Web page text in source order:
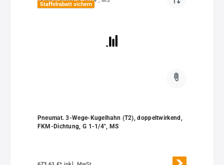
Staffelrabatt sichern
Pneumat. 3-Wege-Kugelhahn (T2), doppeltwirkend,
FKM-Dichtung, G 1-1/4", MS